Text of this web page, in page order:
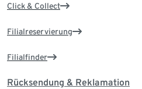
Click & Collect
Filialreservierung
Filialfinder
Rücksendung & Reklamation